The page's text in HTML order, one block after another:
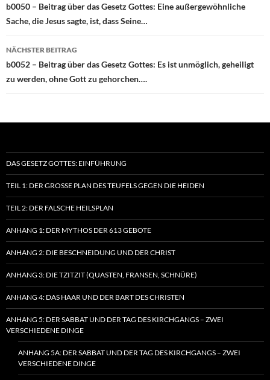
b0050 – Beitrag über das Gesetz Gottes: Eine außergewöhnliche
Sache, die Jesus sagte, ist, dass Seine…
NÄCHSTER BEITRAG
b0052 – Beitrag über das Gesetz Gottes: Es ist unmöglich, geheiligt
zu werden, ohne Gott zu gehorchen….
DAS GESETZ GOTTES: EINFÜHRUNG
TEIL 1: DER GROSSE PLAN DES TEUFELS GEGEN DIE HEIDEN
TEIL 2: DER FALSCHE HEILSPLAN
ANHANG 1: DER MYTHOS DER 613 GEBOTE
ANHANG 2: DIE BESCHNEIDUNG UND DER CHRIST
ANHANG 3: DIE TZITZIT (QUASTEN, FRANSEN, SCHNÜRE)
ANHANG 4: DAS HAAR UND DER BART DES CHRISTEN
ANHANG 5: DER SABBAT UND DER TAG DES KIRCHGANGS – ZWEI
VERSCHIEDENE DINGE
ANHANG 5A: DER SABBAT UND DER TAG DES KIRCHGANGS – ZWEI
VERSCHIEDENE DINGE